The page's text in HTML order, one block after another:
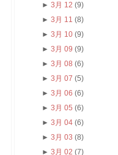
► 3月 12 (9)
► 3月 11 (8)
► 3月 10 (9)
► 3月 09 (9)
► 3月 08 (6)
► 3月 07 (5)
► 3月 06 (6)
► 3月 05 (6)
► 3月 04 (6)
► 3月 03 (8)
► 3月 02 (7)